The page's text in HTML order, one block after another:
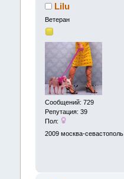
Lilu
Ветеран
Сообщений: 729
Репутация: 39
Пол:
2009 москва-севастополь